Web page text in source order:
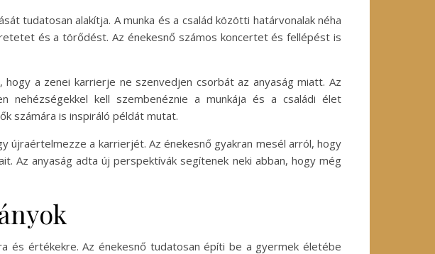
tudatosan alakítja. A munka és a család közötti határvonalak néha
és a törődést. Az énekesnő számos koncertet és fellépést is
a zenei karrierje ne szenvedjen csorbát az anyaság miatt. Az
nehézségekkel kell szembenéznie a munkája és a családi élet
számára is inspiráló példát mutat.
újraértelmezze a karrierjét. Az énekesnő gyakran mesél arról, hogy
Az anyaság adta új perspektívák segítenek neki abban, hogy még
és értékekre. Az énekesnő tudatosan építi be a gyermek életébe